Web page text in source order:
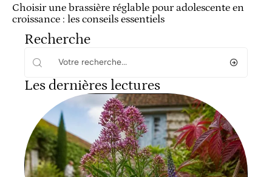
Choisir une brassière réglable pour adolescente en
croissance : les conseils essentiels
Recherche
Les dernières lectures